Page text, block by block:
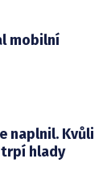
mobilní
naplnil. Kvůli
trpí hlady